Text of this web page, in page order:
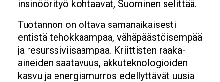
insinöörityö kohtaavat, Suominen selittää.
Tuotannon on oltava samanaikaisesti
entistä tehokkaampaa, vähäpäästöisempää
ja resurssiviisaampaa. Kriittisten raaka-
aineiden saatavuus, akkuteknologioiden
kasvu ja energiamurros edellyttävät uusia